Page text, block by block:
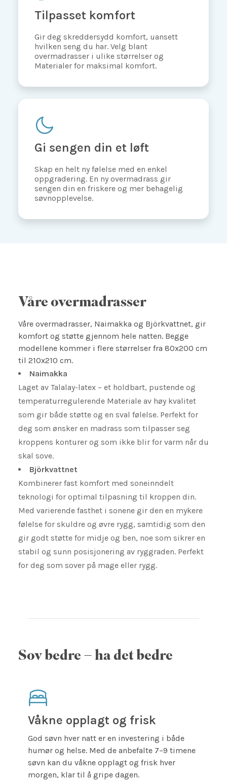
Tilpasset komfort
Gir deg skreddersydd komfort, uansett
hvilken seng du har. Velg blant
overmadrasser i ulike størrelser og
Materialer for maksimal komfort.
Gi sengen din et løft
Skap en helt ny følelse med en enkel
oppgradering. En ny overmadrass gir
sengen din en friskere og mer behagelig
søvnopplevelse.
Våre overmadrasser
Våre overmadrasser, Naimakka og Björkvattnet, gir
komfort og støtte gjennom hele natten. Begge
modellene kommer i flere størrelser fra 80x200 cm
til 210x210 cm.
Naimakka
Laget av Talalay-latex – et holdbart, pustende og
temperaturregulerende Materiale av høy kvalitet
som gir både støtte og en sval følelse. Perfekt for
deg som ønsker en madrass som tilpasser seg
kroppens konturer og som ikke blir for varm når du
skal sove.
Björkvattnet
Kombinerer fast komfort med soneinndelt
teknologi for optimal tilpasning til kroppen din.
Med varierende fasthet i sonene gir den en mykere
følelse for skuldre og øvre rygg, samtidig som den
gir godt støtte for midje og ben, noe som sikrer en
stabil og sunn posisjonering av ryggraden. Perfekt
for deg som sover på mage eller rygg.
Sov bedre – ha det bedre
Våkne opplagt og frisk
God søvn hver natt er en investering i både
humør og helse. Med de anbefalte 7–9 timene
søvn kan du våkne opplagt og frisk hver
morgen, klar til å gripe dagen.